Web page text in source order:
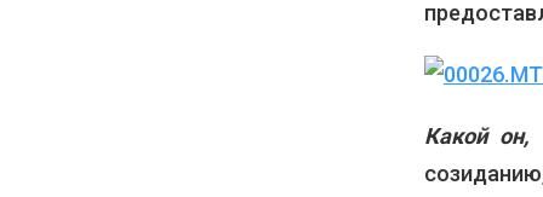
Какой он,